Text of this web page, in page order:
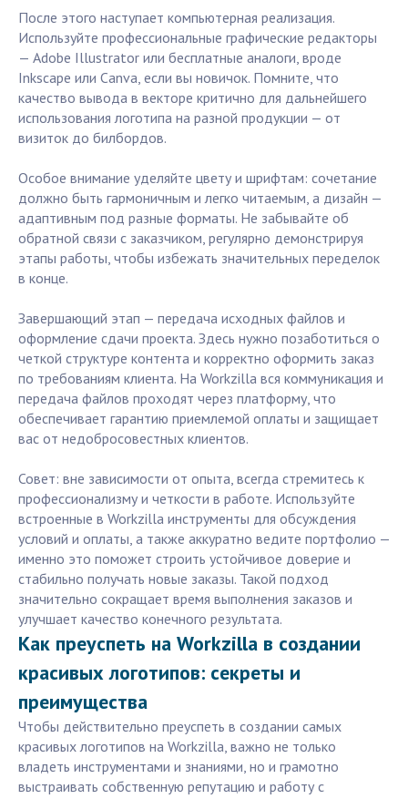
После этого наступает компьютерная реализация.
Используйте профессиональные графические редакторы
— Adobe Illustrator или бесплатные аналоги, вроде
Inkscape или Canva, если вы новичок. Помните, что
качество вывода в векторе критично для дальнейшего
использования логотипа на разной продукции — от
визиток до билбордов.
Особое внимание уделяйте цвету и шрифтам: сочетание
должно быть гармоничным и легко читаемым, а дизайн —
адаптивным под разные форматы. Не забывайте об
обратной связи с заказчиком, регулярно демонстрируя
этапы работы, чтобы избежать значительных переделок
в конце.
Завершающий этап — передача исходных файлов и
оформление сдачи проекта. Здесь нужно позаботиться о
четкой структуре контента и корректно оформить заказ
по требованиям клиента. На Workzilla вся коммуникация и
передача файлов проходят через платформу, что
обеспечивает гарантию приемлемой оплаты и защищает
вас от недобросовестных клиентов.
Совет: вне зависимости от опыта, всегда стремитесь к
профессионализму и четкости в работе. Используйте
встроенные в Workzilla инструменты для обсуждения
условий и оплаты, а также аккуратно ведите портфолио —
именно это поможет строить устойчивое доверие и
стабильно получать новые заказы. Такой подход
значительно сокращает время выполнения заказов и
улучшает качество конечного результата.
Как преуспеть на Workzilla в создании
красивых логотипов: секреты и
преимущества
Чтобы действительно преуспеть в создании самых
красивых логотипов на Workzilla, важно не только
владеть инструментами и знаниями, но и грамотно
выстраивать собственную репутацию и работу с